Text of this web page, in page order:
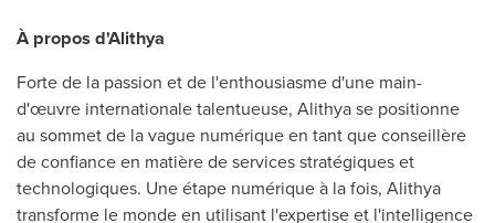
À propos d'Alithya
Forte de la passion et de l'enthousiasme d'une main-
d'œuvre internationale talentueuse, Alithya se positionne
au sommet de la vague numérique en tant que conseillère
de confiance en matière de services stratégiques et
technologiques. Une étape numérique à la fois, Alithya
transforme le monde en utilisant l'expertise et l'intelligence